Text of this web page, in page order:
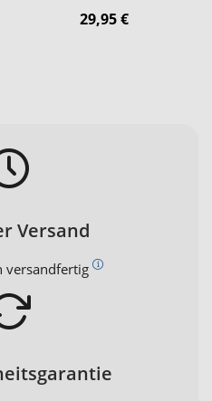
29,95 €
Versand
versandfertig